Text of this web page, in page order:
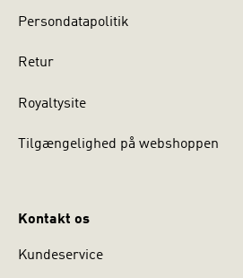
Persondatapolitik
Retur
Royaltysite
Tilgængelighed på webshoppen
Kontakt os
Kundeservice